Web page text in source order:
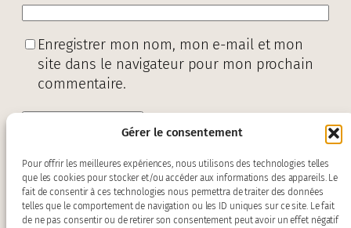
Gérer le consentement
Pour offrir les meilleures expériences, nous utilisons des technologies telles
que les cookies pour stocker et/ou accéder aux informations des appareils. Le
fait de consentir à ces technologies nous permettra de traiter des données
telles que le comportement de navigation ou les ID uniques sur ce site. Le fait
de ne pas consentir ou de retirer son consentement peut avoir un effet négatif
Enregistrer mon nom, mon e-mail et mon
site dans le navigateur pour mon prochain
commentaire.